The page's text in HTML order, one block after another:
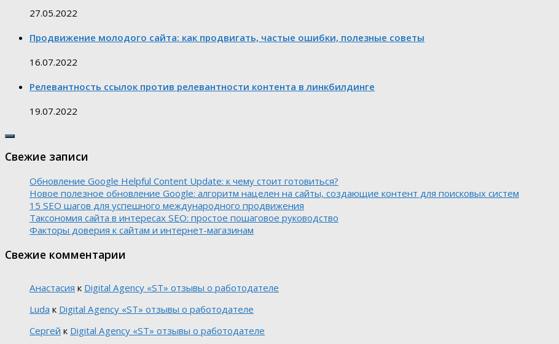
27.05.2022
Продвижение молодого сайта: как продвигать, частые ошибки, полезные советы
16.07.2022
Релевантность ссылок против релевантности контента в линкбилдинге
19.07.2022
Свежие записи
Обновление Google Helpful Content Update: к чему стоит готовиться?
Новое полезное обновление Google: алгоритм нацелен на сайты, создающие контент для поисковых систем
15 SEO шагов для успешного международного продвижения
Таксономия сайта в интересах SEO: простое пошаговое руководство
Факторы доверия к сайтам и интернет-магазинам
Свежие комментарии
Анастасия к Digital Agency «ST» отзывы о работодателе
Luda к Digital Agency «ST» отзывы о работодателе
Сергей к Digital Agency «ST» отзывы о работодателе